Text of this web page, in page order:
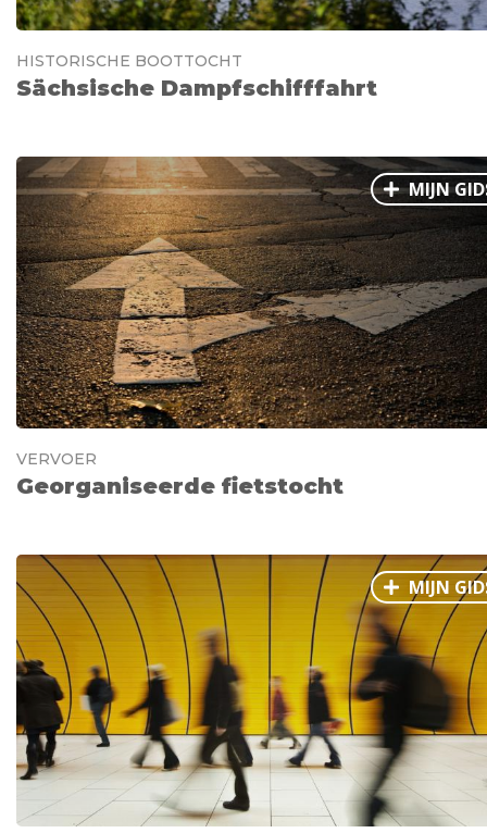
Parijs Tokio Amsterdam Barcelona Dubai
Milaan
Dublin
Hong Kong München Wenen
HISTORISCHE BOOTTOCHT
Sächsische Dampfschifffahrt
MIJN
VERVOER
Georganiseerde fietstocht
MIJN